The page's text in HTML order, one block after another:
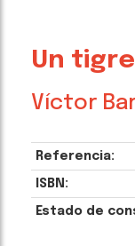
Un
Víctor
Referencia:
ISBN:
Estado de